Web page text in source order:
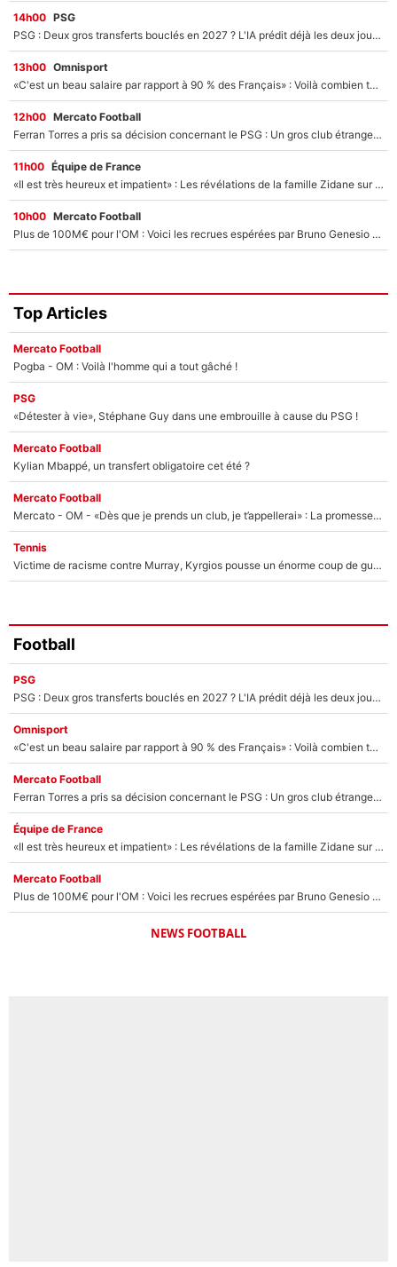
14h00 PSG
PSG : Deux gros transferts bouclés en 2027 ? L'IA prédit déjà les deux joueurs qui pourraient rejoindre Luis Enrique !
13h00 Omnisport
«C'est un beau salaire par rapport à 90 % des Français» : Voilà combien touchait Nelson Monfort sur France Télévisions avant de rejoindre CNews
12h00 Mercato Football
Ferran Torres a pris sa décision concernant le PSG : Un gros club étranger prêt à relancer le feuilleton pour la signature du champion du monde 2026 !
11h00 Équipe de France
«Il est très heureux et impatient» : Les révélations de la famille Zidane sur sa prise de pouvoir en équipe de France !
10h00 Mercato Football
Plus de 100M€ pour l'OM : Voici les recrues espérées par Bruno Genesio et Grégory Lorenzi après l’opération dégraissage
Top Articles
Mercato Football
Pogba - OM : Voilà l'homme qui a tout gâché !
PSG
«Détester à vie», Stéphane Guy dans une embrouille à cause du PSG !
Mercato Football
Kylian Mbappé, un transfert obligatoire cet été ?
Mercato Football
Mercato - OM - «Dès que je prends un club, je t’appellerai» : La promesse de Marcelino au moment de claquer la porte
Tennis
Victime de racisme contre Murray, Kyrgios pousse un énorme coup de gueule !
Football
PSG
PSG : Deux gros transferts bouclés en 2027 ? L'IA prédit déjà les deux joueurs qui pourraient rejoindre Luis Enrique !
Omnisport
«C'est un beau salaire par rapport à 90 % des Français» : Voilà combien touchait Nelson Monfort sur France Télévisions avant de rejoindre CNews
Mercato Football
Ferran Torres a pris sa décision concernant le PSG : Un gros club étranger prêt à relancer le feuilleton pour la signature du champion du monde 2026 !
Équipe de France
«Il est très heureux et impatient» : Les révélations de la famille Zidane sur sa prise de pouvoir en équipe de France !
Mercato Football
Plus de 100M€ pour l'OM : Voici les recrues espérées par Bruno Genesio et Grégory Lorenzi après l’opération dégraissage
NEWS FOOTBALL